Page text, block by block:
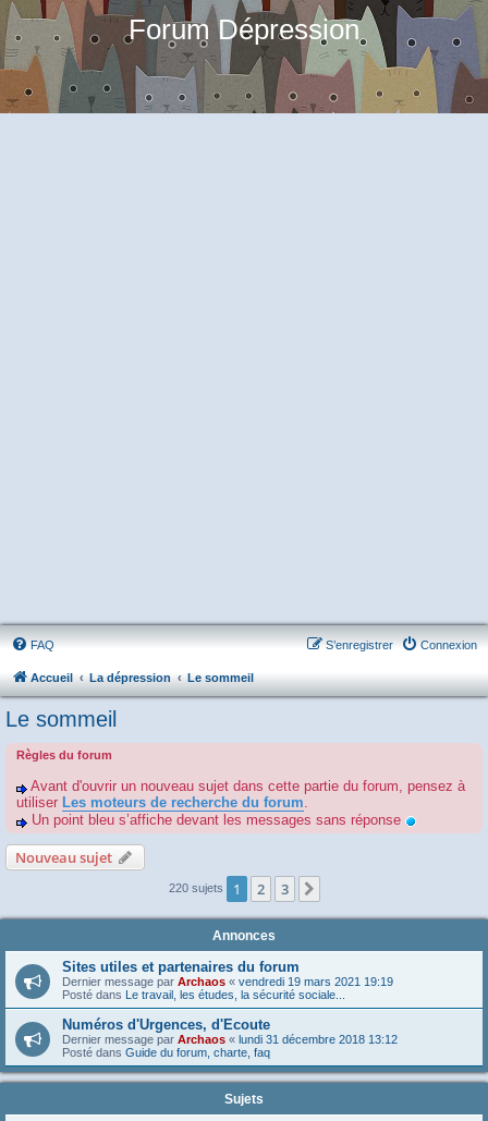
Forum Dépression
FAQ Connexion
S’enregistrer
Accueil La dépression Le sommeil
Le sommeil
Règles du forum
Avant d'ouvrir un nouveau sujet dans cette partie du forum, pensez à
utiliser Les moteurs de recherche du forum.
Un point bleu s’affiche devant les messages sans réponse
Nouveau sujet
220 sujets 1 2 3
Annonces
Sites utiles et partenaires du forum
Dernier message par Archaos « vendredi 19 mars 2021 19:19
Posté dans Le travail, les études, la sécurité sociale...
Numéros d'Urgences, d'Ecoute
Dernier message par Archaos « lundi 31 décembre 2018 13:12
Posté dans Guide du forum, charte, faq
Sujets